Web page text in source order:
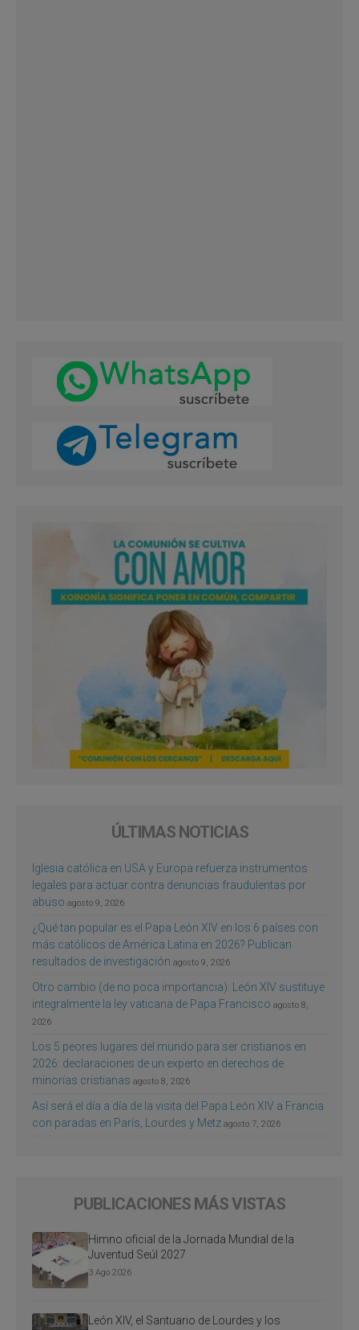
ÚLTIMAS NOTICIAS
Iglesia católica en USA y Europa refuerza instrumentos
legales para actuar contra denuncias fraudulentas por
abuso agosto 9, 2026
¿Qué tan popular es el Papa León XIV en los 6 países con
más católicos de América Latina en 2026? Publican
resultados de investigación agosto 9, 2026
Otro cambio (de no poca importancia): León XIV sustituye
integralmente la ley vaticana de Papa Francisco agosto 8,
2026
Los 5 peores lugares del mundo para ser cristianos en
2026: declaraciones de un experto en derechos de
minorías cristianas agosto 8, 2026
Así será el día a día de la visita del Papa León XIV a Francia
con paradas en París, Lourdes y Metz agosto 7, 2026
PUBLICACIONES MÁS VISTAS
Himno oficial de la Jornada Mundial de la
Juventud Seúl 2027
3 Ago 2026
León XIV, el Santuario de Lourdes y los